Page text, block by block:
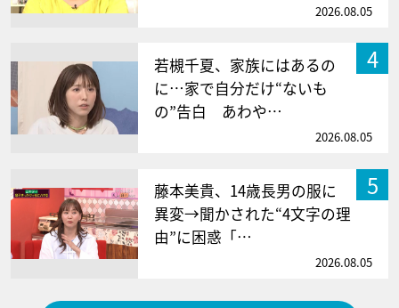
2026.08.05
4
若槻千夏、家族にはあるの
に…家で自分だけ“ないも
の”告白 あわや…
2026.08.05
5
藤本美貴、14歳長男の服に
異変→聞かされた“4文字の理
由”に困惑「…
2026.08.05